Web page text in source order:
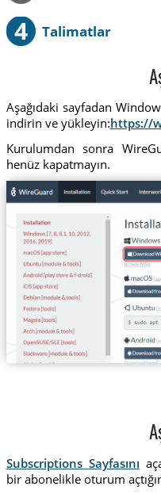
4 Talimatlar
Aşağıdaki sayfadan
indirin ve yükleyin:https://
Kurulumdan sonra
henüz kapatmayın.
Subscriptions Sayfasını
bir abonelikle oturum